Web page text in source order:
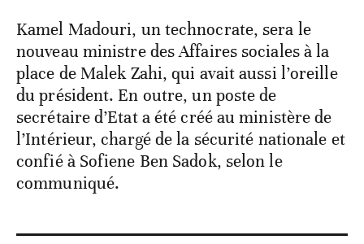
Kamel Madouri, un technocrate, sera le
nouveau ministre des Affaires sociales à la
place de Malek Zahi, qui avait aussi l’oreille
du président. En outre, un poste de
secrétaire d’Etat a été créé au ministère de
l’Intérieur, chargé de la sécurité nationale et
confié à Sofiene Ben Sadok, selon le
communiqué.